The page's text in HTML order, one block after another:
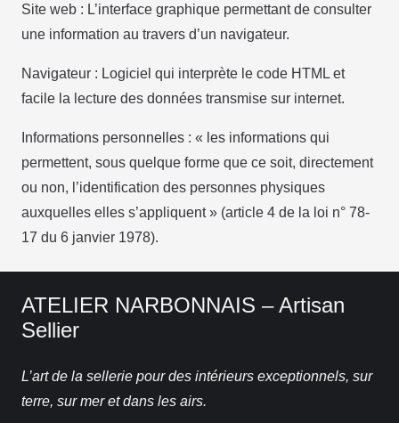
Site web : L’interface graphique permettant de consulter
une information au travers d’un navigateur.
Navigateur : Logiciel qui interprète le code HTML et
facile la lecture des données transmise sur internet.
Informations personnelles : « les informations qui
permettent, sous quelque forme que ce soit, directement
ou non, l’identification des personnes physiques
auxquelles elles s’appliquent » (article 4 de la loi n° 78-
17 du 6 janvier 1978).
ATELIER NARBONNAIS – Artisan
Sellier
L’art de la sellerie pour des intérieurs exceptionnels, sur
terre, sur mer et dans les airs.